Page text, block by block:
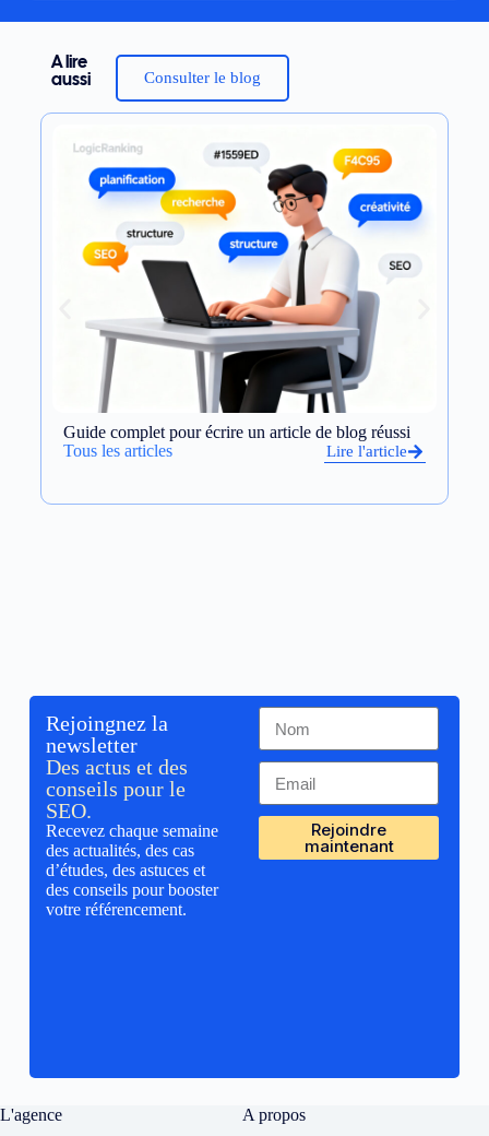
A lire
aussi
Consulter le blog
Guide complet pour écrire un article de blog réussi
Tous les articles
Lire l'article
Rejoingnez la
newsletter
Des actus et des
conseils pour le
SEO.
Recevez chaque semaine
des actualités, des cas
d’études, des astuces et
des conseils pour booster
votre référencement.
Rejoindre
maintenant
L'agence A propos